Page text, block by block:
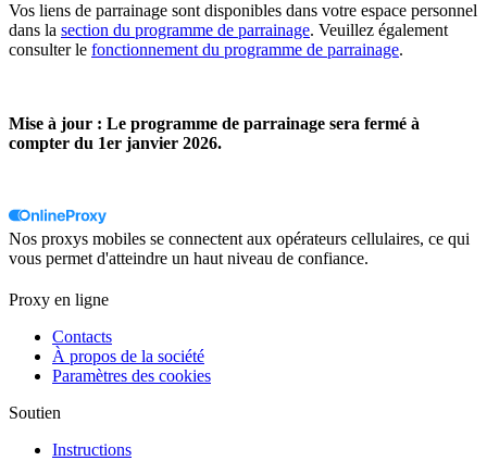
Vos liens de parrainage sont disponibles dans votre espace personnel
dans la section du programme de parrainage. Veuillez également
consulter le fonctionnement du programme de parrainage.
Mise à jour : Le programme de parrainage sera fermé à
compter du 1er janvier 2026.
Nos proxys mobiles se connectent aux opérateurs cellulaires, ce qui
vous permet d'atteindre un haut niveau de confiance.
Proxy en ligne
Contacts
À propos de la société
Paramètres des cookies
Soutien
Instructions